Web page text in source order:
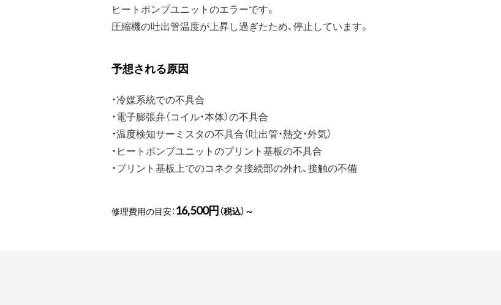
ヒートポンプユニットのエラーです。
圧縮機の吐出管温度が上昇し過ぎたため、停止しています。
予想される原因
・冷媒系統での不具合
・電子膨張弁（コイル・本体）の不具合
・温度検知サーミスタの不具合（吐出管・熱交・外気）
・ヒートポンプユニットのプリント基板の不具合
・プリント基板上でのコネクタ接続部の外れ、接触の不備
修理費用の目安： 16,500円（税込）～